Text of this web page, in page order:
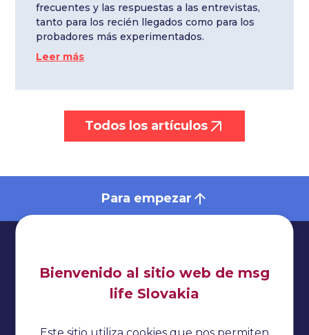
frecuentes y las respuestas a las entrevistas,
tanto para los recién llegados como para los
probadores más experimentados.
Leer más
Todos los artículos
Para empezar
Impresionante
Bienvenido al sitio web de msg
life Slovakia